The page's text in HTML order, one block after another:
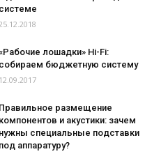
системе
лошадки» Hi-Fi:
собираем бюджетную систему
12.09.2017
Правильное размещение
компонентов и акустики: зачем
нужны специальные подставки
под аппаратуру?